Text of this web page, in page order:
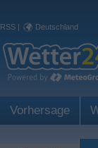
RSS | Deutschland
Vorhersage